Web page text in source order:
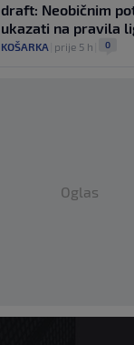
draft: Neobičnim
ukazati na pravila
KOŠARKA prije 5 h 0
Oglas